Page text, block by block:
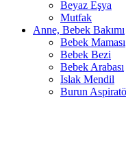
Beyaz Eşya
Mutfak
Anne, Bebek Bakımı
Bebek Maması
Bebek Bezi
Bebek Arabası
Islak Mendil
Burun